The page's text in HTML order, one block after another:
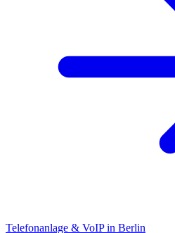
Telefonanlage & VoIP in Berlin